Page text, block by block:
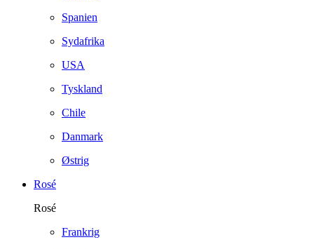
Spanien
Sydafrika
USA
Tyskland
Chile
Danmark
Østrig
Rosé
Rosé
Frankrig